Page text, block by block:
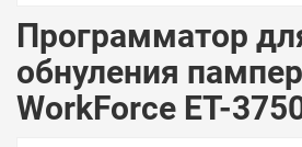
Программатор
обнуления
WorkForce ET-